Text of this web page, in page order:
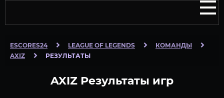
ESCORES24 LEAGUE OF LEGENDS
КОМАНДЫ
AXIZ
РЕЗУЛЬТАТЫ
AXIZ Результаты игр